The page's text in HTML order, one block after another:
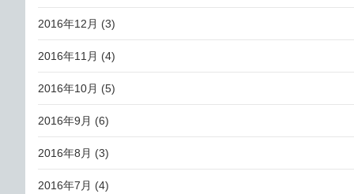
2016年12月 (3)
2016年11月 (4)
2016年10月 (5)
2016年9月 (6)
2016年8月 (3)
2016年7月 (4)